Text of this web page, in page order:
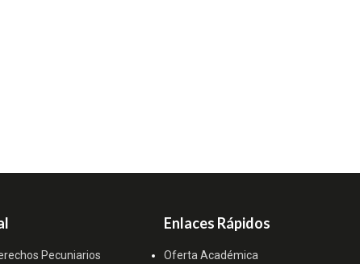
Pecuniarios
Enlaces Rápidos
Oferta Académica